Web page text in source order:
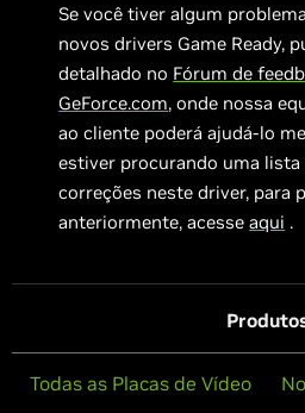
Se você tiver algum
novos drivers Game Ready,
detalhado no Fórum de
GeForce.com, onde nossa
ao cliente poderá ajudá-lo
estiver procurando uma
correções neste driver, para
anteriormente, acesseaqui .
Todas as Placas de Vídeo